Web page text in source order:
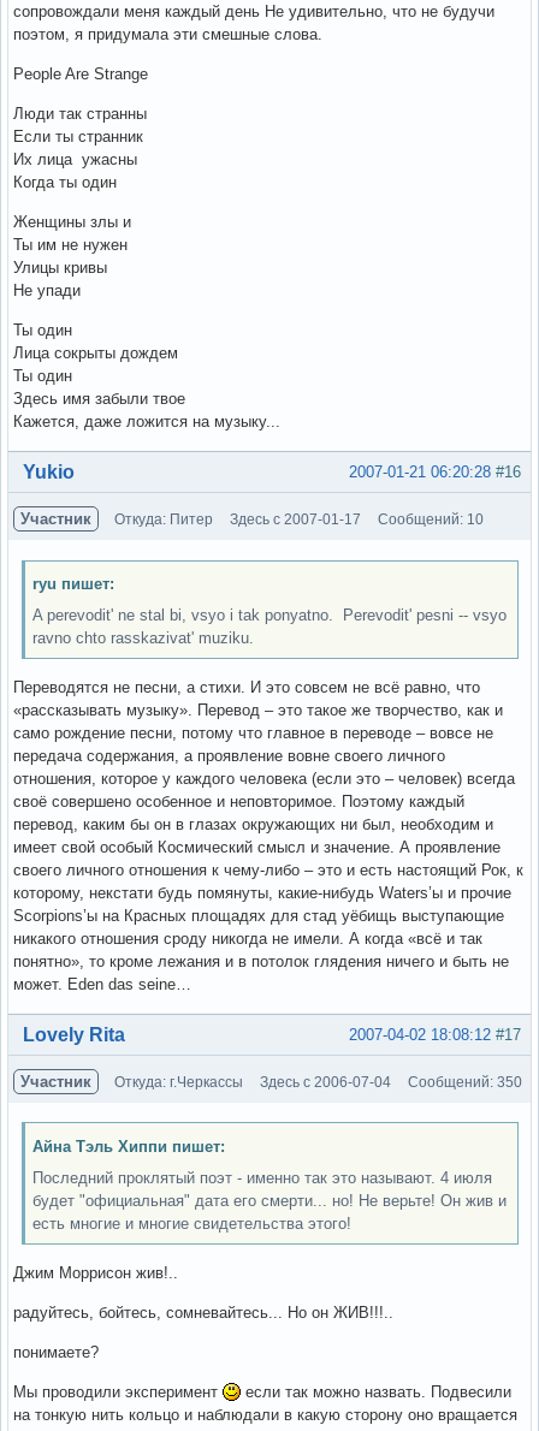
сопровождали меня каждый день Не удивительно, что не будучи
поэтом, я придумала эти смешные слова.
People Are Strange
Люди так странны
Если ты странник
Их лица ужасны
Когда ты один
Женщины злы и
Ты им не нужен
Улицы кривы
Не упади
Ты один
Лица сокрыты дождем
Ты один
Здесь имя забыли твое
Кажется, даже ложится на музыку...
Вне форума #16
2007-01-21 06:20:28
Yukio
Участник Откуда: Питер Здесь с 2007-01-17 Сообщений: 10
ryu пишет:
A perevodit' ne stal bi, vsyo i tak ponyatno. Perevodit' pesni -- vsyo
ravno chto rasskazivat' muziku.
Переводятся не песни, а стихи. И это совсем не всё равно, что
«рассказывать музыку». Перевод – это такое же творчество, как и
само рождение песни, потому что главное в переводе – вовсе не
передача содержания, а проявление вовне своего личного
отношения, которое у каждого человека (если это – человек) всегда
своё совершено особенное и неповторимое. Поэтому каждый
перевод, каким бы он в глазах окружающих ни был, необходим и
имеет свой особый Космический смысл и значение. А проявление
своего личного отношения к чему-либо – это и есть настоящий Рок, к
которому, некстати будь помянуты, какие-нибудь Waters’ы и прочие
Scorpions’ы на Красных площадях для стад уёбищь выступающие
никакого отношения сроду никогда не имели. А когда «всё и так
понятно», то кроме лежания и в потолок глядения ничего и быть не
может. Eden das seine…
Вне форума #17
2007-04-02 18:08:12
Lovely Rita
Участник Откуда: г.Черкассы Здесь с 2006-07-04 Сообщений: 350
Айна Тэль Хиппи пишет:
Последний проклятый поэт - именно так это называют. 4 июля
будет "официальная" дата его смерти... но! Не верьте! Он жив и
есть многие и многие свидетельства этого!
Джим Моррисон жив!..
радуйтесь, бойтесь, сомневайтесь... Но он ЖИВ!!!..
понимаете?
Мы проводили эксперимент
если так можно назвать. Подвесили
на тонкую нить кольцо и наблюдали в какую сторону оно вращается